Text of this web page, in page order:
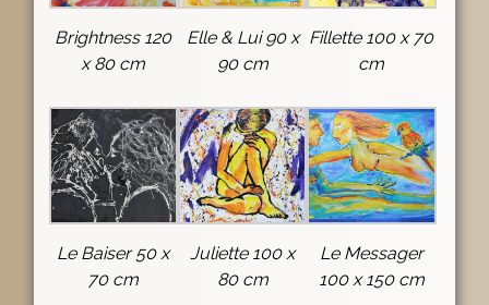
Brightness 120
x 80 cm
Elle & Lui 90 x
90 cm
Fillette 100 x 70
cm
Le Baiser 50 x
70 cm
Juliette 100 x
80 cm
Le Messager
100 x 150 cm